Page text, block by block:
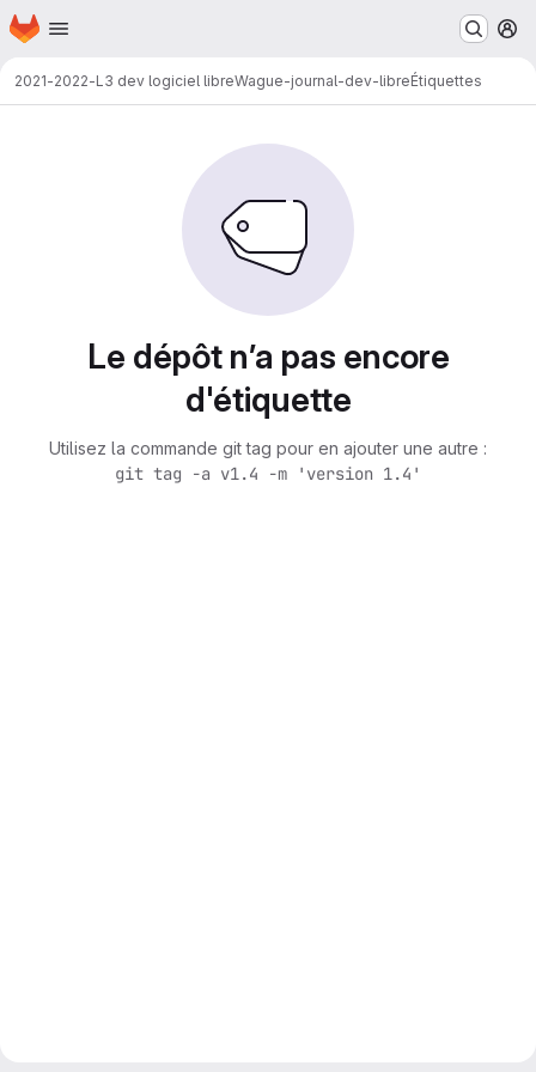
Passer au contenu principal
Page d'accueil
2021-2022-L3 dev logiciel libreWague-journal-dev-libreÉtiquettes
Le dépôt n’a pas encore
d'étiquette
Utilisez la commande git tag pour en ajouter une autre :
git tag -a v1.4 -m 'version 1.4'